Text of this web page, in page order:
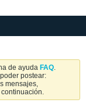
de ayuda FAQ.
postear:
mensajes,